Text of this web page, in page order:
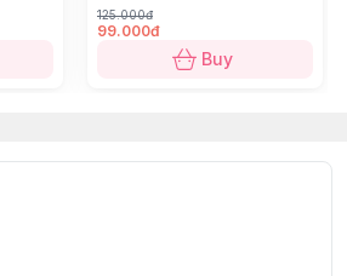
của các kiến trúc nổi tiếng. Các
chiều sâu và màu sắc để làm
Một món lưu niệm bắt mắt hoặc
125.000đ
99.000đ
Buy